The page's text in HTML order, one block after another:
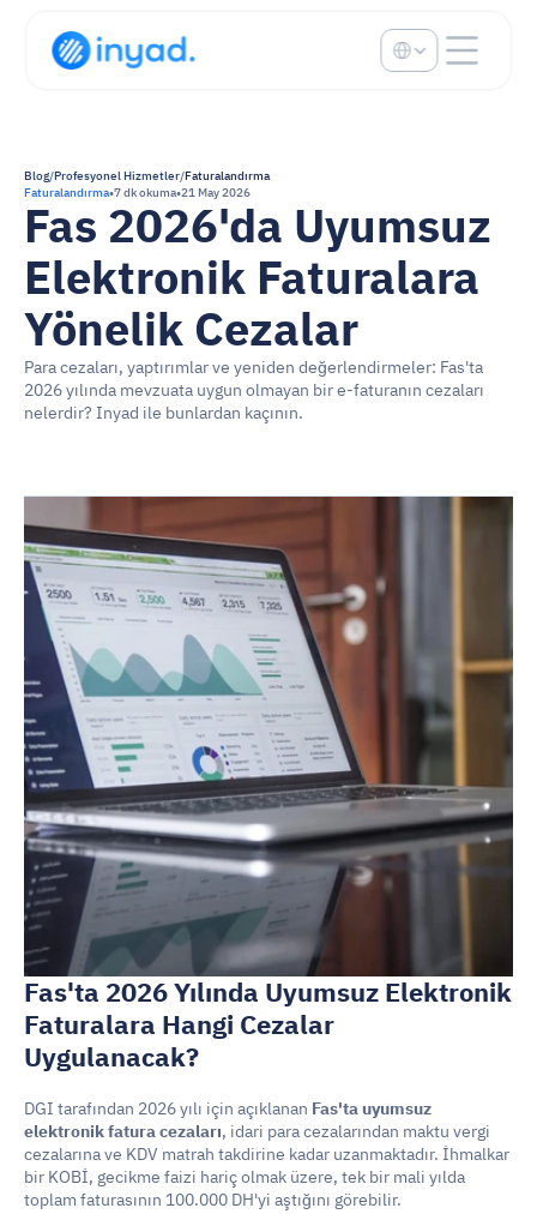
Blog/Profesyonel Hizmetler/Faturalandırma
Faturalandırma•7 dk okuma•21 May 2026
Fas 2026'da Uyumsuz
Elektronik Faturalara
Yönelik Cezalar
Para cezaları, yaptırımlar ve yeniden değerlendirmeler: Fas'ta
2026 yılında mevzuata uygun olmayan bir e-faturanın cezaları
nelerdir? Inyad ile bunlardan kaçının.
Fas'ta 2026 Yılında Uyumsuz Elektronik
Faturalara Hangi Cezalar
Uygulanacak?
DGI tarafından 2026 yılı için açıklanan Fas'ta uyumsuz
elektronik fatura cezaları, idari para cezalarından maktu vergi
cezalarına ve KDV matrah takdirine kadar uzanmaktadır. İhmalkar
bir KOBİ, gecikme faizi hariç olmak üzere, tek bir mali yılda
toplam faturasının 100.000 DH'yi aştığını görebilir.
Select Language